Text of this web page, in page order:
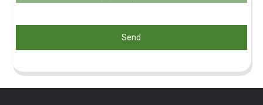
Send